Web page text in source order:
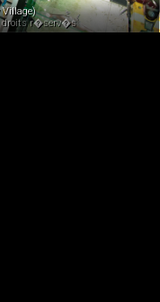
droits r�serv�s